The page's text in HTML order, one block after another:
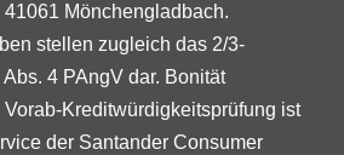
Mönchengladbach.
stellen zugleich das 2/3-
4 PAngV dar. Bonität
Kreditwürdigkeitsprüfung ist
der Santander Consumer